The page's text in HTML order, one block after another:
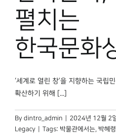
펼치는
한국문화
‘세계로 열린 창’을 지향하는 국립
확산하기 위해 [...]
By dintro_admin 2024년 12월 2
Legacy
Tags: 박물관에서는 박혜령